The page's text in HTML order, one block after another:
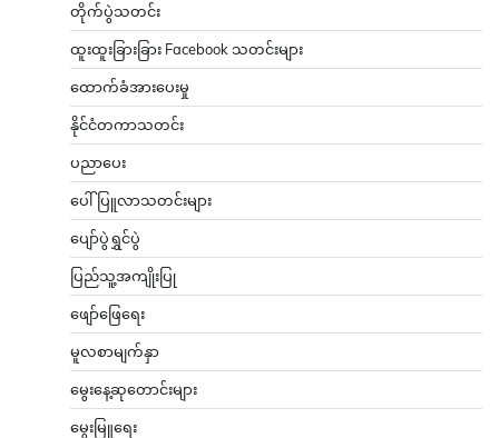
တိုက်ပွဲသတင်း
ထူးထူးခြားခြား Facebook သတင်းများ
ထောက်ခံအားပေးမှု
နိုင်ငံတကာသတင်း
ပညာပေး
ပေါ်ပြူလာသတင်းများ
ပျော်ပွဲရွှင်ပွဲ
ပြည်သူ့အကျိုးပြု
ဖျော်ဖြေရေး
မူလစာမျက်နှာ
မွေးနေ့ဆုတောင်းများ
မွေးမြူရေး